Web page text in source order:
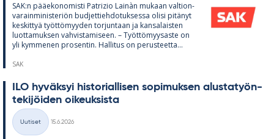
SAK:n pää­e­ko­no­misti Pat­rizio Lainàn mu­kaan val­tion­
va­rain­mi­nis­te­riön bud­jet­tieh­do­tuk­sessa olisi pi­tä­nyt
kes­kit­tyä työt­tö­myy­den tor­jun­taan ja kan­sa­lais­ten
luot­ta­muk­sen vah­vis­ta­mi­seen. – Työt­tö­myy­saste on
yli kym­me­nen pro­sen­tin. Hal­li­tus on pe­rus­teetta...
SAK
ILO hy­väk­syi his­to­rial­li­sen so­pi­muk­sen alus­ta­työn­
te­ki­jöi­den oi­keuk­sista
Kategoriat
Uutiset
15.6.2026